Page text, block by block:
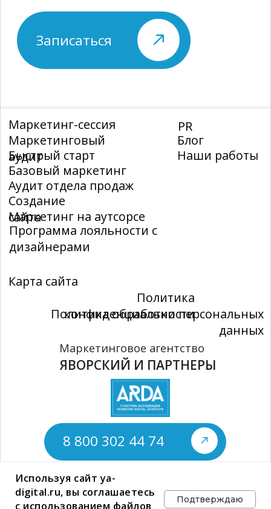
Используя сайт ya-
digital.ru, вы соглашаетесь
с использованием файлов
Подтверждаю